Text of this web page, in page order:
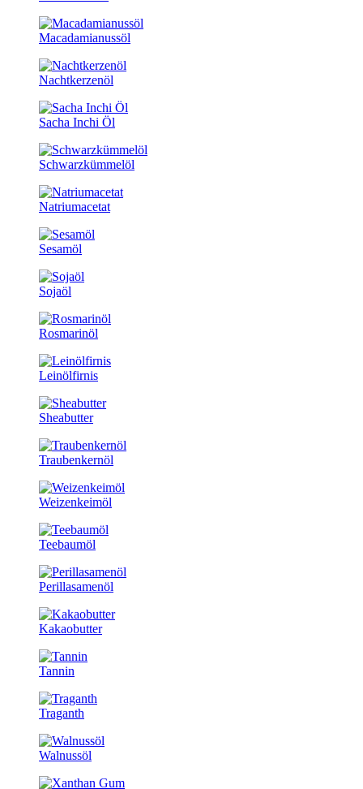
Macadamianussöl
Nachtkerzenöl
Sacha Inchi Öl
Schwarzkümmelöl
Natriumacetat
Sesamöl
Sojaöl
Rosmarinöl
Leinölfirnis
Sheabutter
Traubenkernöl
Weizenkeimöl
Teebaumöl
Perillasamenöl
Kakaobutter
Tannin
Traganth
Walnussöl